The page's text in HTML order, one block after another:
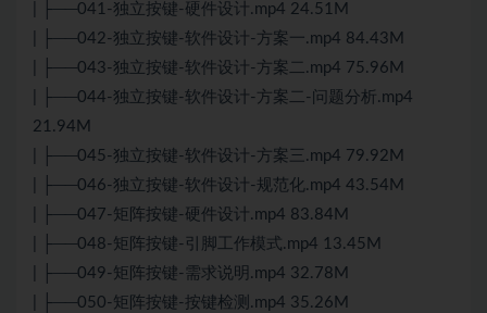
| ├──041-独立按键-硬件设计.mp4 24.51M
| ├──042-独立按键-软件设计-方案一.mp4 84.43M
| ├──043-独立按键-软件设计-方案二.mp4 75.96M
| ├──044-独立按键-软件设计-方案二-问题分析.mp4
21.94M
| ├──045-独立按键-软件设计-方案三.mp4 79.92M
| ├──046-独立按键-软件设计-规范化.mp4 43.54M
| ├──047-矩阵按键-硬件设计.mp4 83.84M
| ├──048-矩阵按键-引脚工作模式.mp4 13.45M
| ├──049-矩阵按键-需求说明.mp4 32.78M
| ├──050-矩阵按键-按键检测.mp4 35.26M